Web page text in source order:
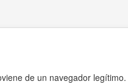
de un navegador legítimo.